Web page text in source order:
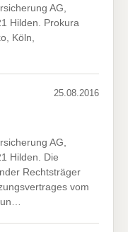
AG,
Hilden. Prokura
Köln,
25.08.2016
AG,
Hilden. Die
Rechtsträger
vom